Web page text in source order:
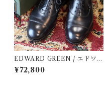
EDWARD GREEN / エドワー
ドグリーン / CHELSEA / 定
価21.8万円 / 革靴 / 中古 / 7 1/
¥72,800